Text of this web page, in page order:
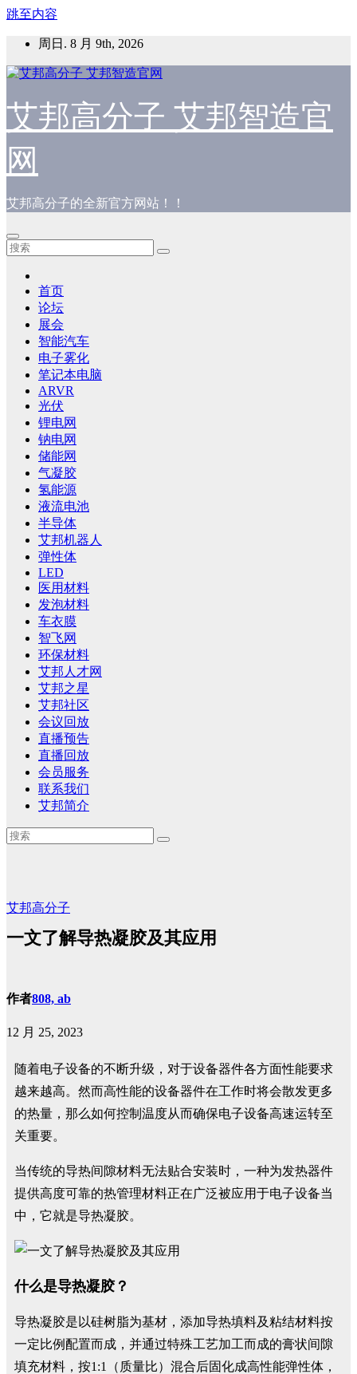
跳至内容
周日. 8 月 9th, 2026
艾邦高分子 艾邦智造官
网
艾邦高分子的全新官方网站！！
首页
论坛
展会
智能汽车
电子雾化
笔记本电脑
ARVR
光伏
锂电网
钠电网
储能网
气凝胶
氢能源
液流电池
半导体
艾邦机器人
弹性体
LED
医用材料
发泡材料
车衣膜
智飞网
环保材料
艾邦人才网
艾邦之星
艾邦社区
会议回放
直播预告
直播回放
会员服务
联系我们
艾邦简介
艾邦高分子
一文了解导热凝胶及其应用
作者808, ab
12 月 25, 2023
随着电子设备的不断升级，对于设备器件各方面性能要求
越来越高。然而高性能的设备器件在工作时将会散发更多
的热量，那么如何控制温度从而确保电子设备高速运转至
关重要。
当传统的导热间隙材料无法贴合安装时，一种为发热器件
提供高度可靠的热管理材料正在广泛被应用于电子设备当
中，它就是导热凝胶。
什么是导热凝胶？
导热凝胶是以硅树脂为基材，添加导热填料及粘结材料按
一定比例配置而成，并通过特殊工艺加工而成的膏状间隙
填充材料，按1:1（质量比）混合后固化成高性能弹性体，